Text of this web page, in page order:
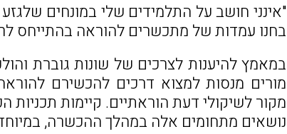
"אינני חושב על התלמידים שלי במונחים
בחנו עמדות של מתכשרים להוראה בהתייחס
במאמץ להיענות לצרכים של שונות גוברת
מורים מנסות למצוא דרכים להכשירם
מקור לשיקולי דעת הוראתיים. קיימות
נושאים מתחומים אלה במהלך ההכשרה,